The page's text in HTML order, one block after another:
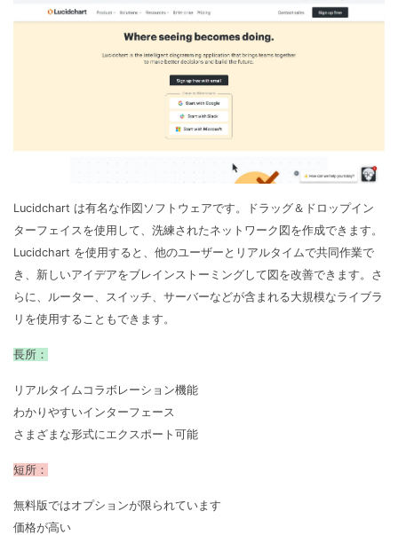
Lucidchart は有名な作図ソフトウェアです。ドラッグ＆ドロップイン
ターフェイスを使用して、洗練されたネットワーク図を作成できます。
Lucidchart を使用すると、他のユーザーとリアルタイムで共同作業で
き、新しいアイデアをブレインストーミングして図を改善できます。さ
らに、ルーター、スイッチ、サーバーなどが含まれる大規模なライブラ
リを使用することもできます。
長所：
リアルタイムコラボレーション機能
わかりやすいインターフェース
さまざまな形式にエクスポート可能
短所：
無料版ではオプションが限られています
価格が高い